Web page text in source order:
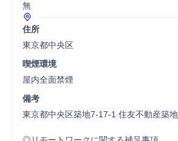
無
住所
東京都中央区
喫煙環境
屋内全面禁煙
備考
東京都中央区築地7-17-1 住友不動産築